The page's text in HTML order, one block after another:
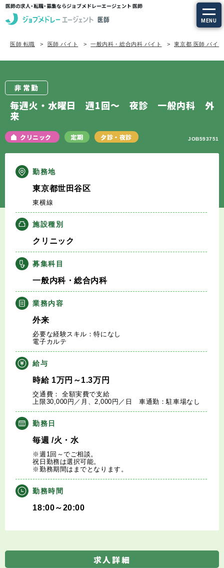
医師の求人・転職・募集ならジョブメドレーエージェント 医師
MENU
求人を探す
定期非常勤の求人
エージェントサービスTOP
サービスの流れ
医師の求人・転職Q&A
知りたい・聞きたい
転職成功事例
医師の転職マニュアル
データで見る医師の平均年収
医師に役立つ取材記事
大学医局紹介
医師 転職 医師 バイト 一般内科・総合内科 バイト 東京都 医師 バイト
非常勤
毎週火・水曜日 週1回～ 夜診 一般内科 外
来
クリニック 定期 夕診・夜診 JOB593751
勤務地
東京都世田谷区
東横線
施設種別
クリニック
募集科目
一般内科・総合内科
業務内容
外来
必要な経験スキル：特になし
電子カルテ
給与
時給1万円 ～1.3万円
交通費： 全額実費で支給
上限30,000円／月、2,000円／日 車通勤：駐車場なし
勤務日
毎週 /火・水
※週1回～でご相談。
祝日勤務は選択可能。
※勤務期間はまでとなります。
勤務時間
18:00～20:00
求人詳細